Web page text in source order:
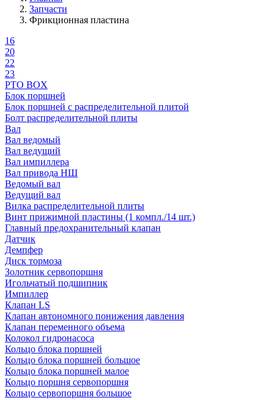
Запчасти
Фрикционная пластина
16
20
22
23
PTO BOX
Блок поршней
Блок поршней c распределительной плитой
Болт распределительной плиты
Вал
Вал ведомый
Вал ведущий
Вал импиллера
Вал привода НШ
Ведомый вал
Ведущий вал
Вилка распределительной плиты
Винт прижимной пластины (1 компл./14 шт.)
Главный предохранительный клапан
Датчик
Демпфер
Диск тормоза
Золотник сервопоршня
Игольчатый подшипник
Импиллер
Клапан LS
Клапан автономного понижения давления
Клапан переменного объема
Колокол гидронасоса
Кольцо блока поршней
Кольцо блока поршней большое
Кольцо блока поршней малое
Кольцо поршня сервопоршня
Кольцо сервопоршня большое